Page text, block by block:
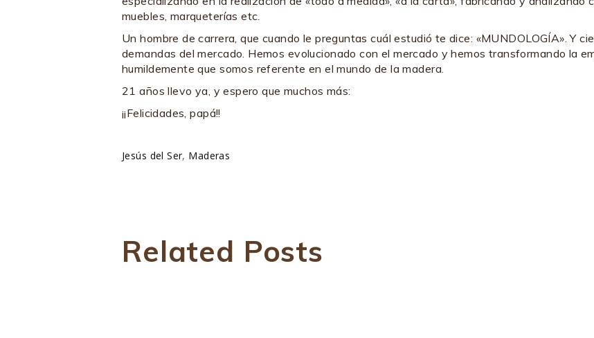
muebles, marqueterías etc.
Un hombre de carrera, que cuando le preguntas cuál estudió te dice: «MUNDOLOGÍA». Y
demandas del mercado. Hemos evolucionado con el mercado y hemos transformando la
humildemente que somos referente en el mundo de la madera.
21 años llevo ya, y espero que muchos más:
¡¡Felicidades, papá!!
Jesús del Ser, Maderas
Related Posts